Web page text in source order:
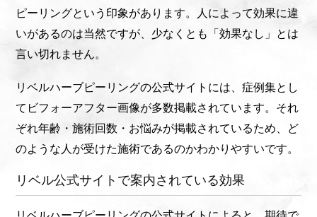
ピーリングという印象があります。人によって効果に違
いがあるのは当然ですが、少なくとも「効果なし」とは
言い切れません。
リベルハーブピーリングの公式サイトには、症例集とし
てビフォーアフター画像が多数掲載されています。それ
ぞれ年齢・施術回数・お悩みが掲載されているため、ど
のような人が受けた施術であるのかわかりやすいです。
リベル公式サイトで案内されている効果